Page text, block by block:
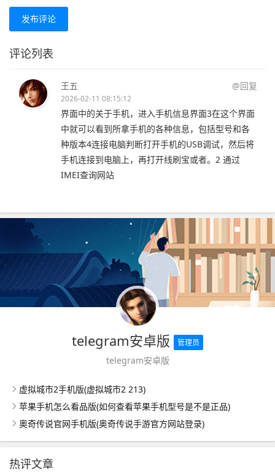
发布评论
评论列表
王五 @回复
2026-02-11 08:15:12
界面中的关于手机，进入手机信息界面3在这个界面
中就可以看到所拿手机的各种信息，包括型号和各
种版本4连接电脑判断打开手机的USB调试，然后将
手机连接到电脑上，再打开线刷宝或者。2 通过
IMEI查询网站
telegram安卓版 管理员
telegram安卓版
虚拟城市2手机版(虚拟城市2 213)
苹果手机怎么看品版(如何查看苹果手机型号是不是正品)
奥奇传说官网手机版(奥奇传说手游官方网站登录)
热评文章